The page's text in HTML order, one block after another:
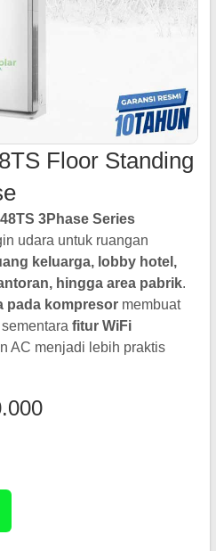
Floor Standing
3Phase Series
udara untuk ruangan
keluarga, lobby hotel,
hingga area pabrik.
pada kompresormembuat
fitur WiFi
AC menjadi lebih praktis